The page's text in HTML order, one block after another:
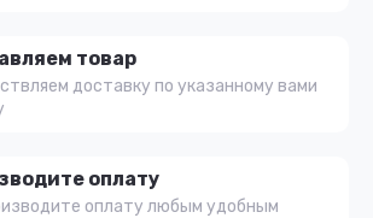
товар
доставку по указанному вами
оплату
оплату любым удобным